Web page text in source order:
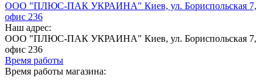
ООО "ПЛЮС-ПАК УКРАИНА" Киев, ул. Бориспольская 7,
офис 236
Наш адрес:
ООО "ПЛЮС-ПАК УКРАИНА" Киев, ул. Бориспольская 7,
офис 236
Время работы
Время работы магазина: